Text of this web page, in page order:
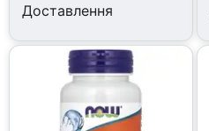
Доставлення